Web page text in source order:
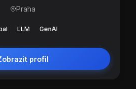
Praha
LLM GenAI
profil